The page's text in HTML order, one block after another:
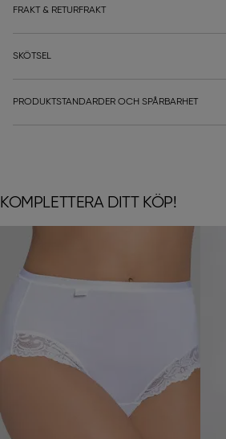
FRAKT & RETURFRAKT
SKÖTSEL
PRODUKTSTANDARDER OCH SPÅRBARHET
KOMPLETTERA DITT KÖP!